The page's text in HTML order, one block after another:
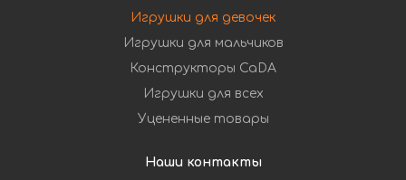
Игрушки для девочек
Игрушки для мальчиков
Конструкторы CaDA
Игрушки для всех
Уцененные товары
Наши контакты